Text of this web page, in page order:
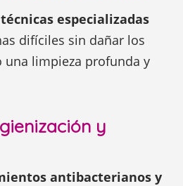
especializadas
difíciles sin dañar los
una limpieza profunda y
y
antibacterianos y